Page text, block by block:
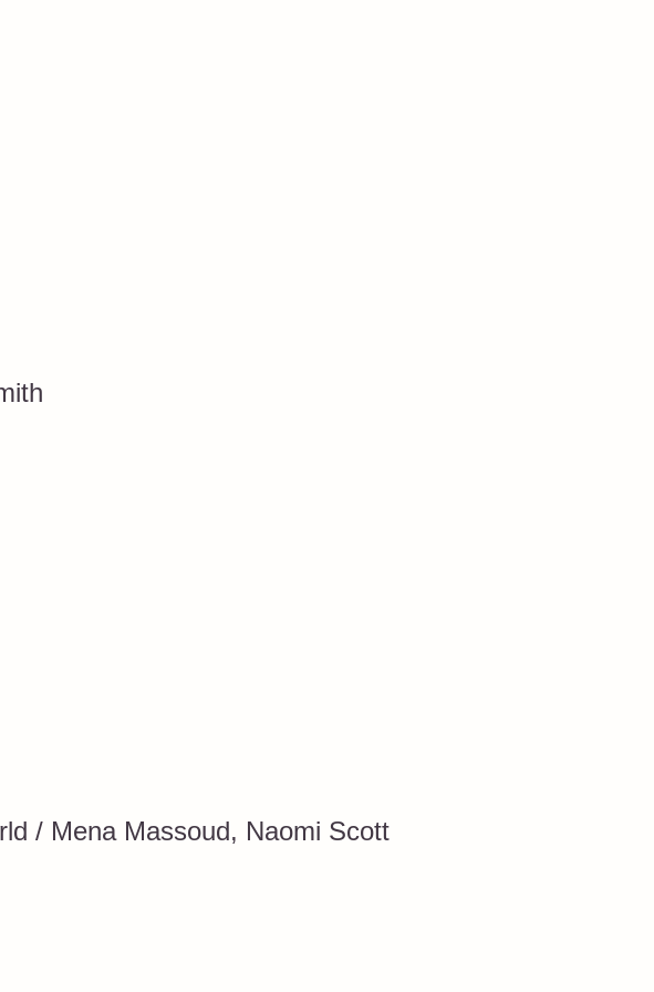
/ Mena Massoud, Naomi Scott